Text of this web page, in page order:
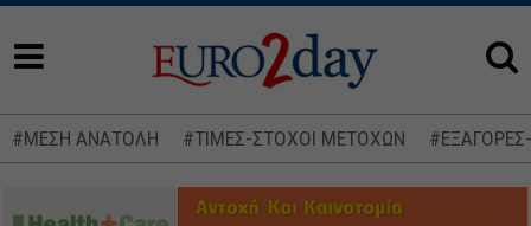
#ΜΕΣΗ ΑΝΑΤΟΛΗ #ΤΙΜΕΣ-ΣΤΟΧΟΙ ΜΕΤΟΧΩΝ